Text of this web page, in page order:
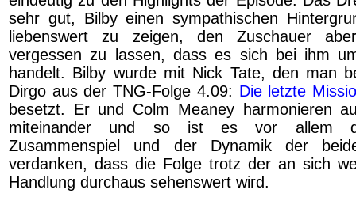
sehr gut, Bilby einen sympathischen
liebenswert zu zeigen, den Zuschauer
vergessen zu lassen, dass es sich bei ihm
handelt. Bilby wurde mit Nick Tate, den man
Dirgo aus der TNG-Folge 4.09: Die letzte
besetzt. Er und Colm Meaney harmonieren
miteinander und so ist es vor allem
Zusammenspiel und der Dynamik der
verdanken, dass die Folge trotz der an sich
Handlung durchaus sehenswert wird.